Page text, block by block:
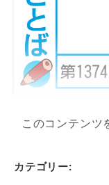
このコンテンツ
カテゴリー: